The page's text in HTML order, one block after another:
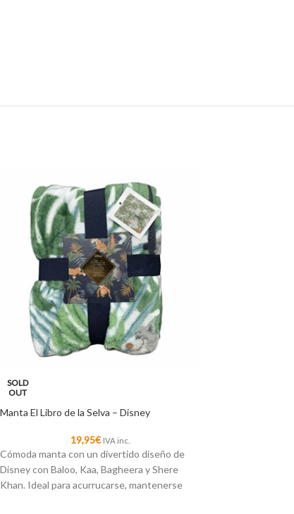
SOLD
OUT
Manta El Libro de la Selva – Disney
19,95€ IVA inc.
Cómoda manta con un divertido diseño de
Disney con Baloo, Kaa, Bagheera y Shere
Khan. Ideal para acurrucarse, mantenerse